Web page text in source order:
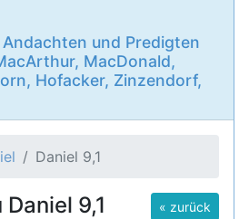
und Predigten
MacDonald,
Hofacker, Zinzendorf,
Daniel 9,1
« zurück
9,1